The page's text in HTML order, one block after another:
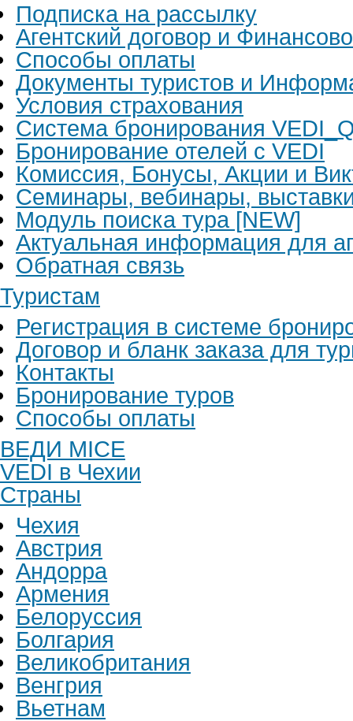
Подписка на рассылку
Агентский договор и
Способы оплаты
Документы туристов и
Условия страхования
Система бронирования
Бронирование отелей с VEDI
Комиссия, Бонусы, Акции и
Семинары, вебинары,
Модуль поиска тура [NEW]
Актуальная информация для
Обратная связь
Туристам
Регистрация в системе
Договор и бланк заказа для
Контакты
Бронирование туров
Способы оплаты
ВЕДИ MICE
VEDI в Чехии
Страны
Чехия
Австрия
Андорра
Армения
Белоруссия
Болгария
Великобритания
Венгрия
Вьетнам